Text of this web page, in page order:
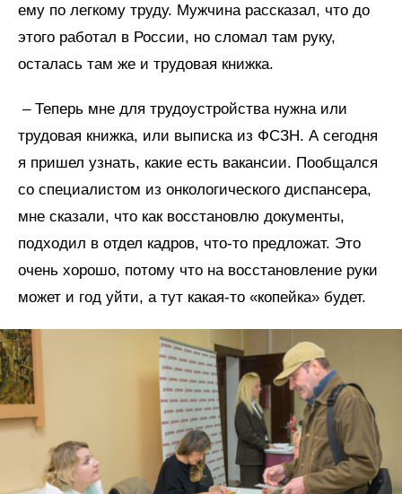
ему по легкому труду. Мужчина рассказал, что до
этого работал в России, но сломал там руку,
осталась там же и трудовая книжка.
– Теперь мне для трудоустройства нужна или
трудовая книжка, или выписка из ФСЗН. А сегодня
я пришел узнать, какие есть вакансии. Пообщался
со специалистом из онкологического диспансера,
мне сказали, что как восстановлю документы,
подходил в отдел кадров, что-то предложат. Это
очень хорошо, потому что на восстановление руки
может и год уйти, а тут какая-то «копейка» будет.